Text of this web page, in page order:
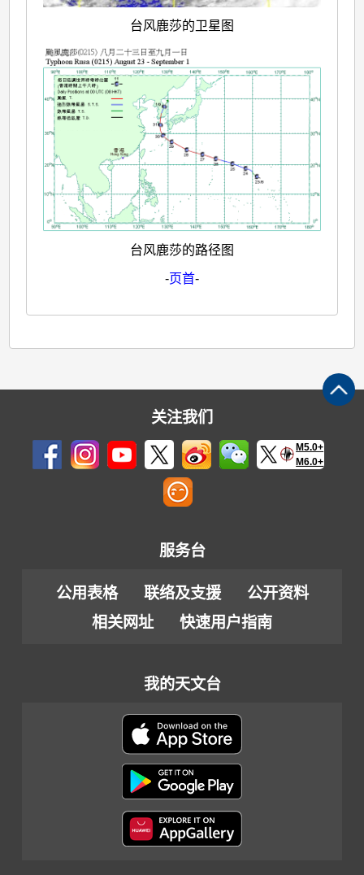
台风鹿莎的卫星图
台风鹿莎的路径图
-页首-
关注我们
M5.0+
M6.0+
服务台
公用表格 联络及支援
公开资料
相关网址
快速用户指南
我的天文台